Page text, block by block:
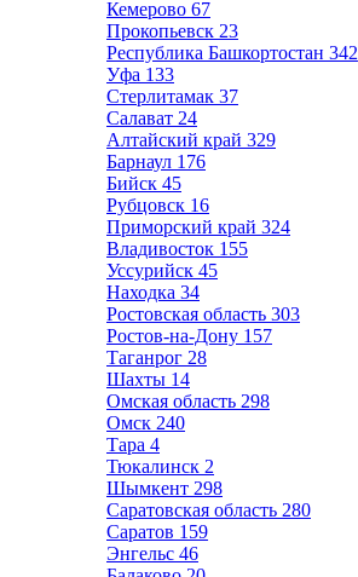
Кемерово 67
Прокопьевск 23
Республика Башкортостан 342
Уфа 133
Стерлитамак 37
Салават 24
Алтайский край 329
Барнаул 176
Бийск 45
Рубцовск 16
Приморский край 324
Владивосток 155
Уссурийск 45
Находка 34
Ростовская область 303
Ростов-на-Дону 157
Таганрог 28
Шахты 14
Омская область 298
Омск 240
Тара 4
Тюкалинск 2
Шымкент 298
Саратовская область 280
Саратов 159
Энгельс 46